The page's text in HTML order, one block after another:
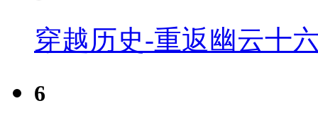
穿越历史-重返幽云十
6